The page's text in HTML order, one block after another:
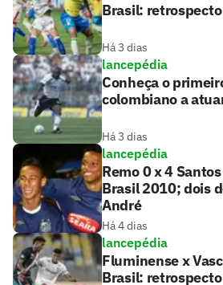
Brasil:
Há 3 dias
lancepédia
Conheça o
colombiano a
Há 3 dias
lancepédia
Remo 0 x 4
Brasil 2010; dois
André
Há 4 dias
lancepédia
Fluminense x
Brasil: